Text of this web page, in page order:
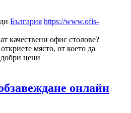
България https://www.ofis-
качествени офис столове?
място, от което да
цени
онлайн